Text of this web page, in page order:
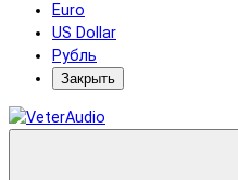
Euro
US Dollar
Рубль
Закрыть